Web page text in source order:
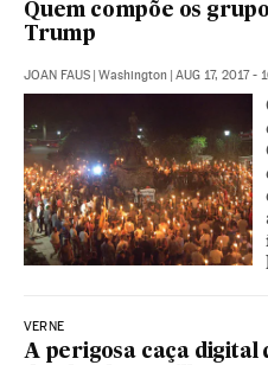
Quem compõe os
Trump
JOAN FAUS | Washington | AUG 17, 2017 -
VERNE
A perigosa caça digital